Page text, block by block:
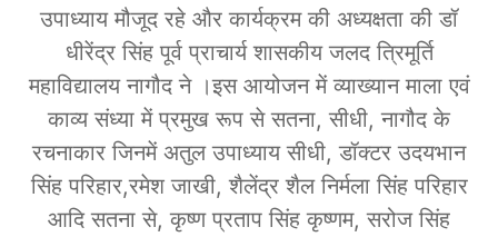
उपाध्याय मौजूद रहे और कार्यक्रम की अध्यक्षता की डॉ
धीरेंद्र सिंह पूर्व प्राचार्य शासकीय जलद त्रिमूर्ति
महाविद्यालय नागौद ने ।इस आयोजन में व्याख्यान माला एवं
काव्य संध्या में प्रमुख रूप से सतना, सीधी, नागौद के
रचनाकार जिनमें अतुल उपाध्याय सीधी, डॉक्टर उदयभान
सिंह परिहार,रमेश जाखी, शैलेंद्र शैल निर्मला सिंह परिहार
आदि सतना से, कृष्ण प्रताप सिंह कृष्णम, सरोज सिंह